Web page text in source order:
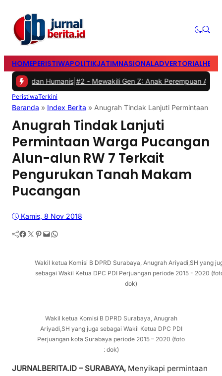
HOMEPERISTIWAPOLITIKJATIMNASIONALADVERTORIAL
Humanis|#2 -Mewakili Gen Z: Anak Perempuan Anugrah
PeristiwaTerkini
Beranda » Index Berita » Anugrah Tindak Lanjuti Permintaan
Anugrah Tindak Lanjuti
Permintaan Warga Pucangan
Alun-alun RW 7 Terkait
Pengurukan Tanah Makam
Pucangan
Kamis, 8 Nov 2018
Facebook Twitter Pinterest Mail WhatsApp
Wakil ketua Komisi B DPRD Surabaya, Anugrah Ariyadi,SH yang
sebagai Wakil Ketua DPC PDI Perjuangan periode 2015 - 2020
dok)
Wakil ketua Komisi B DPRD Surabaya, Anugrah
Ariyadi,SH yang juga sebagai Wakil Ketua DPC PDI
Perjuangan kota Surabaya periode 2015 – 2020 (foto
: dok)
JURNALBERITA.ID – SURABAYA, Menyikapi permintaan